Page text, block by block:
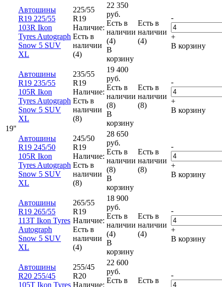
19''
Автошины
R19 225/55
103R Ikon
Tyres Autograph
Snow 5 SUV
XL
225/55
R19
Наличие:
Есть в
наличии
(4)
22 350
руб.
Есть в
наличии
(4)
В
корзину
Есть в
наличии
(4)
-
+
В корзину
Автошины
R19 235/55
105R Ikon
Tyres Autograph
Snow 5 SUV
XL
235/55
R19
Наличие:
Есть в
наличии
(8)
19 400
руб.
Есть в
наличии
(8)
В
корзину
Есть в
наличии
(8)
-
+
В корзину
Автошины
R19 245/50
105R Ikon
Tyres Autograph
Snow 5 SUV
XL
245/50
R19
Наличие:
Есть в
наличии
(8)
28 650
руб.
Есть в
наличии
(8)
В
корзину
Есть в
наличии
(8)
-
+
В корзину
Автошины
R19 265/55
113T Ikon Tyres
Autograph
Snow 5 SUV
XL
265/55
R19
Наличие:
Есть в
наличии
(4)
18 900
руб.
Есть в
наличии
(4)
В
корзину
Есть в
наличии
(4)
-
+
В корзину
Автошины
R20 255/45
105T Ikon Tyres
255/45
R20
Наличие:
22 600
руб.
Есть в
Есть в
-